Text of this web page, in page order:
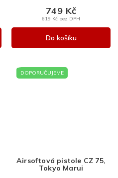
619 Kč bez DPH
749 Kč
Do košíku
DOPORUČUJEME
Airsoftová pistole CZ 75,
Tokyo Marui